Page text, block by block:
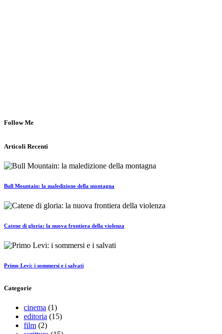
Follow Me
Articoli Recenti
Bull Mountain: la maledizione della montagna
Catene di gloria: la nuova frontiera della violenza
Primo Levi: i sommersi e i salvati
Categorie
cinema (1)
editoria (15)
film (2)